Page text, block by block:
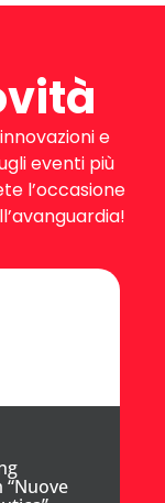
e
eventi più
l’occasione